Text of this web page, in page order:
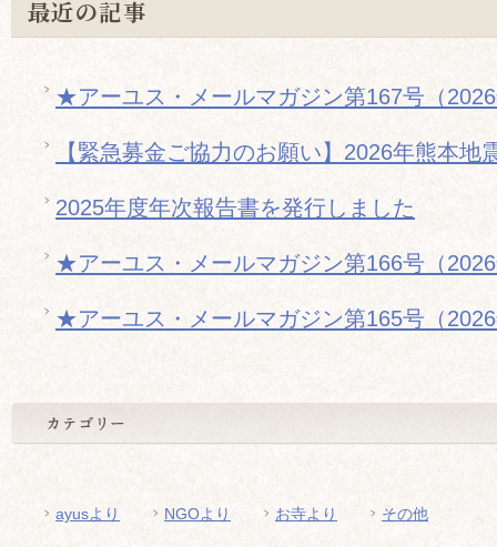
最近の記事
★アーユス・メールマガジン第167号（
【緊急募金ご協力のお願い】2026年熊本地
2025年度年次報告書を発行しました
★アーユス・メールマガジン第166号（
★アーユス・メールマガジン第165号（
ayusより NGOより お寺より その他